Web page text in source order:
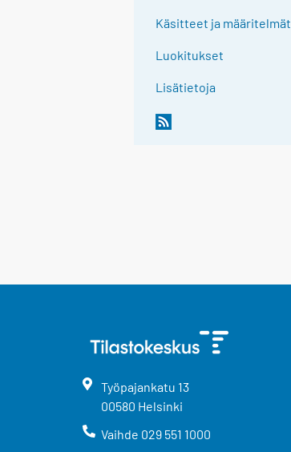
Käsitteet ja määritelmät
Luokitukset
Lisätietoja
Työpajankatu 13
00580 Helsinki
Vaihde 029 551 1000